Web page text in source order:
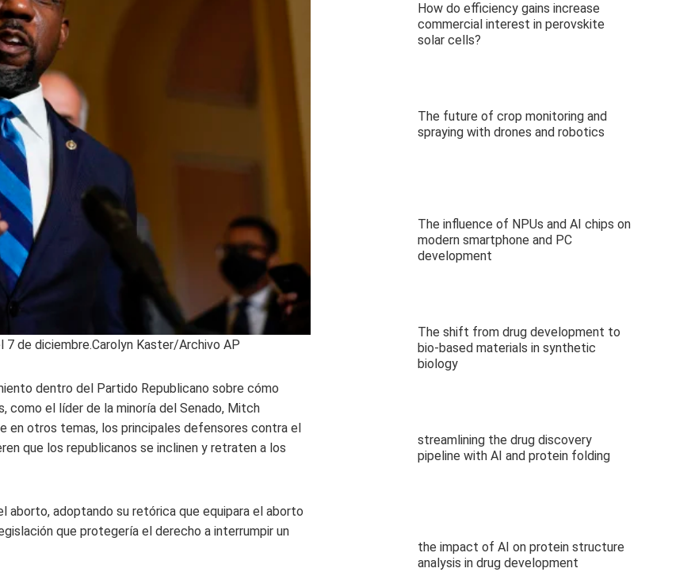
7 de diciembre.Carolyn Kaster/Archivo AP
dentro del Partido Republicano sobre cómo
como el líder de la minoría del Senado, Mitch
en otros temas, los principales defensores contra el
que los republicanos se inclinen y retraten a los
adoptando su retórica que equipara el aborto
que protegería el derecho a interrumpir un
How do efficiency gains increase
commercial interest in perovskite
solar cells?
The future of crop monitoring and
spraying with drones and robotics
The influence of NPUs and AI chips on
modern smartphone and PC
development
The shift from drug development to
bio-based materials in synthetic
biology
streamlining the drug discovery
pipeline with AI and protein folding
the impact of AI on protein structure
analysis in drug development